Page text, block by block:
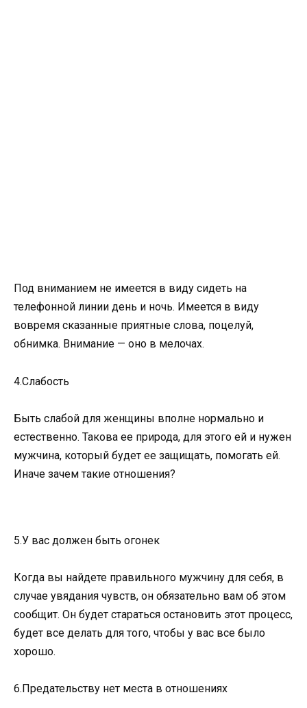
Под вниманием не имеется в виду сидеть на
телефонной линии день и ночь. Имеется в виду
вовремя сказанные приятные слова, поцелуй,
обнимка. Внимание — оно в мелочах.
4.Слабость
Быть слабой для женщины вполне нормально и
естественно. Такова ее природа, для этого ей и нужен
мужчина, который будет ее защищать, помогать ей.
Иначе зачем такие отношения?
5.У вас должен быть огонек
Когда вы найдете правильного мужчину для себя, в
случае увядания чувств, он обязательно вам об этом
сообщит. Он будет стараться остановить этот процесс,
будет все делать для того, чтобы у вас все было
хорошо.
6.Предательству нет места в отношениях